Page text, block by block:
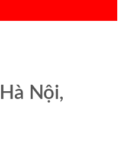
Nội,